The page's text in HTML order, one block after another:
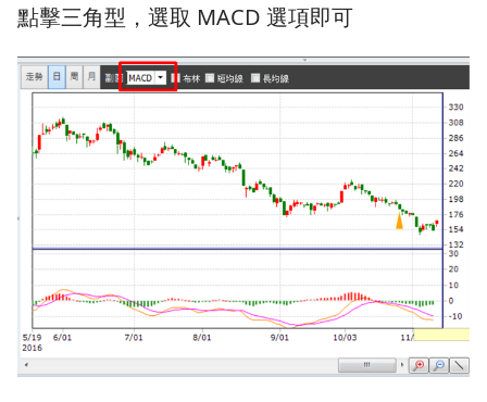
點擊三角型，選取 MACD 選項即可